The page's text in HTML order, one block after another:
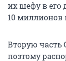
их шефу в его
10миллионов
Вторую часть
поэтому